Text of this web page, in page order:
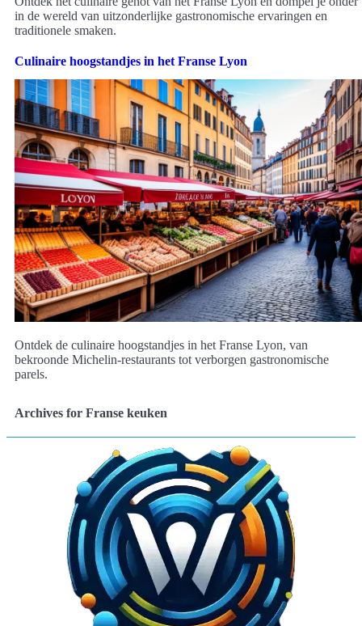
in de wereld van uitzonderlijke gastronomische ervaringen en
traditionele smaken.
Culinaire hoogstandjes in het Franse Lyon
Ontdek de culinaire hoogstandjes in het Franse Lyon, van
bekroonde Michelin-restaurants tot verborgen gastronomische
parels.
Archives for Franse keuken